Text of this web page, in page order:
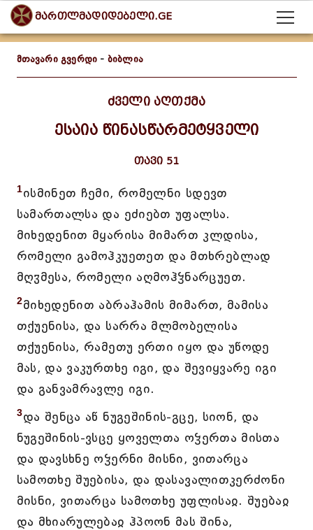
მართლმადიდებელი.GE
მთავარი გვერდი - ბიბლია
ძველი აღთქმა
ესაია წინასწარმეტყველი
თავი 51
1ისმინეთ ჩემი, რომელნი სდევთ
სამართალსა და ეძიებთ უფალსა.
მიხედენით მყარისა მიმართ კლდისა,
რომელი გამოჰკუეთეთ და მთხრებლად
მღჳმესა, რომელი აღმოჰჴნარცუეთ.
2მიხედენით აბრაჰამის მიმართ, მამისა
თქუენისა, და სარრა მლმობელისა
თქუენისა, რამეთუ ერთი იყო და უწოდე
მას, და ვაკურთხე იგი, და შევიყვარე იგი
და განვამრავლე იგი.
3და შენცა აწ ნუგეშინის-გცე, სიონ, და
ნუგეშინის-ვსცე ყოველთა ოჴერთა მისთა
და დავსხნე ოჴერნი მისნი, ვითარცა
სამოთხე შუებისა, და დასავალითკერძონი
მისნი, ვითარცა სამოთხე უფლისაჲ. შუებაჲ
და მხიარულებაჲ ჰპოონ მას შინა,